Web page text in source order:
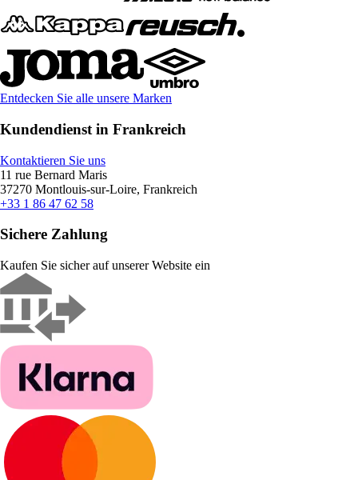
Entdecken Sie alle unsere Marken
Kundendienst in Frankreich
Kontaktieren Sie uns
11 rue Bernard Maris
37270 Montlouis-sur-Loire, Frankreich
+33 1 86 47 62 58
Sichere Zahlung
Kaufen Sie sicher auf unserer Website ein